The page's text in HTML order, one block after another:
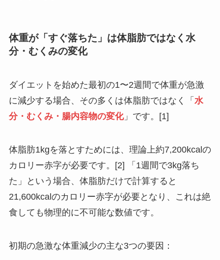
体重が「すぐ落ちた」は体脂肪ではなく水
分・むくみの変化
ダイエットを始めた最初の1〜2週間で体重が急激
に減少する場合、その多くは体脂肪ではなく「 水
分・むくみ・腸内容物の変化」です。[1]
体脂肪1kgを落とすためには、理論上約7,200kcalの
カロリー赤字が必要です。[2] 「1週間で3kg落ち
た」という場合、体脂肪だけで計算すると
21,600kcalのカロリー赤字が必要となり、
これは絶
食しても物理的に不可能な数値です。
初期の急激な体重減少の主な3つの要因：